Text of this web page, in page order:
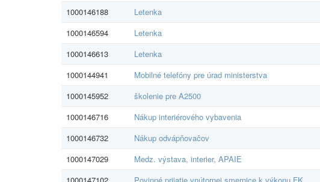
1000146188
Letenka
1000146594
Letenka
1000146613
Letenka
1000144941
Mobilné telefóny pre úrad ministerstva
1000145952
školenie pre A2500
1000146716
Nákup interiérového vybavenia
1000146732
Nákup odvápňovačov
1000147029
Medz. výstava, interier, APAIE
1000147102
Povinné prijatie vnútornej smernice k výkonu FK